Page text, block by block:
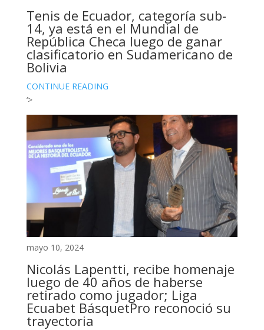
Tenis de Ecuador, categoría sub-
14, ya está en el Mundial de
República Checa luego de ganar
clasificatorio en Sudamericano de
Bolivia
CONTINUE READING
‘>
mayo 10, 2024
Nicolás Lapentti, recibe homenaje
luego de 40 años de haberse
retirado como jugador; Liga
Ecuabet BásquetPro reconoció su
trayectoria